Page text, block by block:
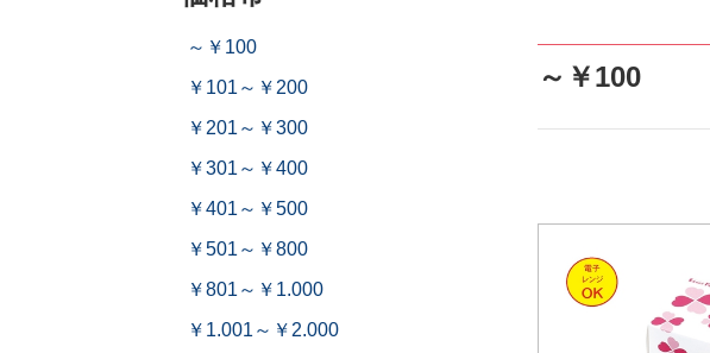
～￥100
～￥100
￥101～￥200
￥201～￥300
￥301～￥400
￥401～￥500
￥501～￥800
￥801～￥1.000
￥1.001～￥2.000